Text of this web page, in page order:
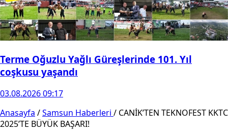
Terme Oğuzlu Yağlı Güreşlerinde 101. Yıl
coşkusu yaşandı
03.08.2026 09:17
Anasayfa /Samsun Haberleri / CANİK’TEN TEKNOFEST KKTC
2025’TE BÜYÜK BAŞARI!